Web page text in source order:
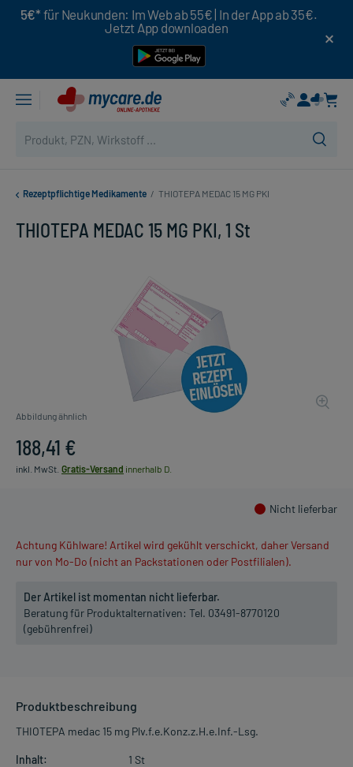
5€* für Neukunden: Im Web ab 55€ | In der App ab 35€.
Jetzt App downloaden
Rezeptpflichtige Medikamente / THIOTEPA MEDAC 15 MG PKI
THIOTEPA MEDAC 15 MG PKI, 1 St
Abbildung ähnlich
188,41 €
inkl. MwSt. Gratis-Versand innerhalb D.
Nicht lieferbar
Achtung Kühlware! Artikel wird gekühlt verschickt, daher Versand
nur von Mo-Do (nicht an Packstationen oder Postfilialen).
Der Artikel ist momentan nicht lieferbar.
Beratung für Produktalternativen: Tel. 03491-8770120
(gebührenfrei)
Produktbeschreibung
THIOTEPA medac 15 mg Plv.f.e.Konz.z.H.e.Inf.-Lsg.
Inhalt:
1 St